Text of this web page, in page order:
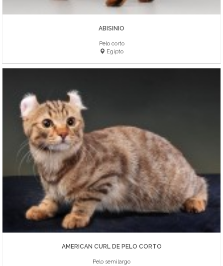
ABISINIO
Pelo corto
Egipto
AMERICAN CURL DE PELO CORTO
Pelo semilargo